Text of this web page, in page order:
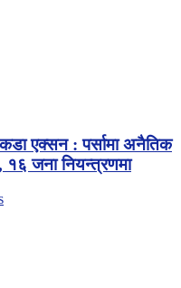
एक्सन : पर्सामा अनैतिक
१६ जना नियन्त्रणमा